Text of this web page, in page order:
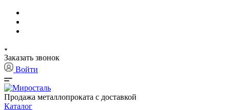
Заказать звонок
Войти
Продажа металлопроката с доставкой
Каталог